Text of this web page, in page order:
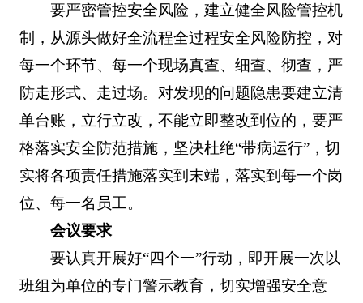
要严密管控安全风险，建立健全风险管控机
制，从源头做好全流程全过程安全风险防控，对
每一个环节、每一个现场真查、细查、彻查，严
防走形式、走过场。对发现的问题隐患要建立清
单台账，立行立改，不能立即整改到位的，要严
格落实安全防范措施，坚决杜绝“带病运行”，切
实将各项责任措施落实到末端，落实到每一个岗
位、每一名员工。
会议要求
要认真开展好“四个一”行动，即开展一次以
班组为单位的专门警示教育，切实增强安全意